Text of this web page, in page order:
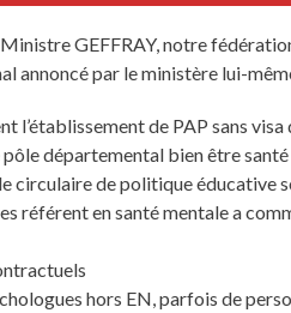
GEFFRAY, notre
annoncé par le ministère lui-
l’établissement de PAP sans
départemental bien être
circulaire de politique éducative
référent en santé mentale a
hors EN, parfois de